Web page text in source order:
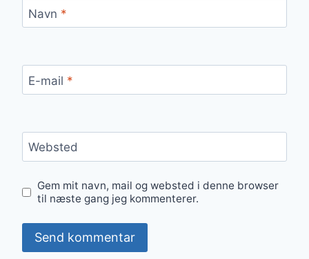
Navn *
E-mail *
Websted
Gem mit navn, mail og websted i denne browser
til næste gang jeg kommenterer.